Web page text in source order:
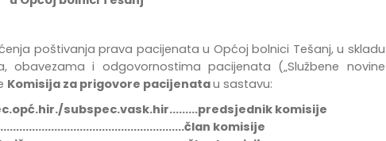
enja poštivanja prava pacijenata u Općoj bolnici Tešanj,u skladu
obavezama i odgovornostima pacijenata („Službene novine
Komisija za prigovore pacijenatau sastavu:
subspec.vask.hir.........predsjednik komisije
komisije